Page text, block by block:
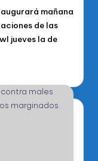
mañana
de las
jueves la de